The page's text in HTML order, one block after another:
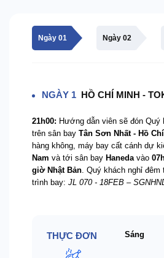
Ngày 01 Ngày 02
NGÀY 1 HỒ CHÍ MINH -
21h00: Hướng dẫn viên sẽ đón Quý
trên sân bayTân Sơn Nhất - Hồ
hàng không, máy bay cất cánh dự
Nam và tới sân bay Hanedavào
giờ Nhật Bản. Quý khách nghỉ đêm
trình bay:JL 070 - 18FEB –
THỰC ĐƠN Sáng